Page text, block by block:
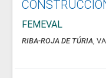
FEMEVAL
RIBA-ROJA DE TÚRIA ,